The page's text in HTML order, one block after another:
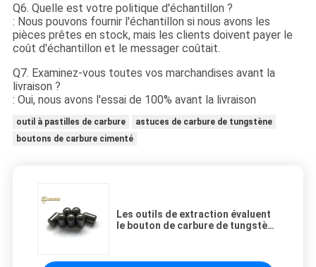
Q6. Quelle est votre politique d'échantillon ?
: Nous pouvons fournir l'échantillon si nous avons les
pièces prêtes en stock, mais les clients doivent payer le
coût d'échantillon et le messager coûtait.
Q7. Examinez-vous toutes vos marchandises avant la
livraison ?
: Oui, nous avons l'essai de 100% avant la livraison
outil à pastilles de carbure
astuces de carbure de tungstène
boutons de carbure cimenté
Les outils de extraction évaluent
le bouton de carbure de tungstène